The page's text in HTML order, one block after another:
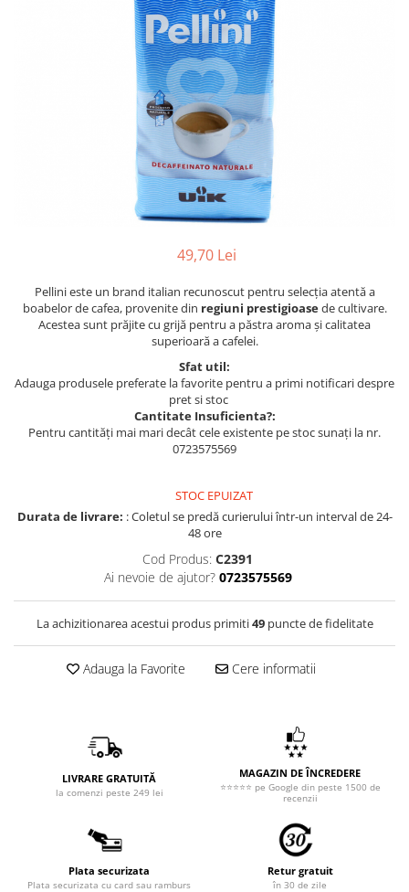
49,70 Lei
Pellini este un brand italian recunoscut pentru selecția atentă a
boabelor de cafea, provenite din regiuni prestigioasede cultivare.
Acestea sunt prăjite cu grijă pentru a păstra aroma și calitatea
superioară a cafelei.
Sfat util:
Adauga produsele preferate la favorite pentru a primi notificari despre
pret si stoc
Cantitate Insuficienta?:
Pentru cantități mai mari decât cele existente pe stoc sunați la nr.
0723575569
STOC EPUIZAT
Durata de livrare: : Coletul se predă curierului într-un interval de 24-
48 ore
Cod Produs: C2391
Ai nevoie de ajutor? 0723575569
La achizitionarea acestui produs primiti49puncte de fidelitate
Adauga la Favorite Cere informatii
LIVRARE GRATUITĂ
la comenzi peste 249 lei
MAGAZIN DE ÎNCREDERE
⭐⭐⭐⭐⭐ pe Google din peste 1500 de
recenzii
Plata securizata
Plata securizata cu card sau ramburs
Retur gratuit
în 30 de zile